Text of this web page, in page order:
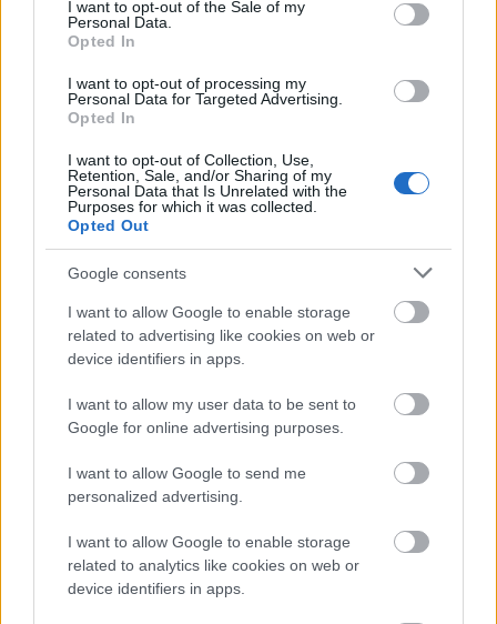
I want to opt-out of the Sale of my
Personal Data.
Opted In
I want to opt-out of processing my
Personal Data for Targeted Advertising.
Opted In
I want to opt-out of Collection, Use,
Retention, Sale, and/or Sharing of my
Personal Data that Is Unrelated with the
Purposes for which it was collected.
Opted Out
Google consents
I want to allow Google to enable storage
related to advertising like cookies on web or
device identifiers in apps.
I want to allow my user data to be sent to
Google for online advertising purposes.
I want to allow Google to send me
personalized advertising.
I want to allow Google to enable storage
related to analytics like cookies on web or
device identifiers in apps.
Διαβάζονται αυτή τη στιγμή
Τράπεζες: Στα 55,5 εκατ. ευρώ ο λογαριασμός
από τα δάνεια του ν. Κατσέλη
Νέο Χωροταξικό Τουρισμού: Οι νέες «κόκκινες
γραμμές» για το περιβάλλον και τι αλλάζει σε
Τα ανοιχτά μέτωπα για την ενίσχυση της
ελληνικής βιομηχανίας